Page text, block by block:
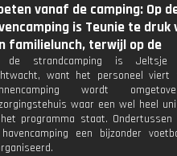
vanaf de camping: Op
is Teunie te druk
familielunch, terwijl op de
de strandcamping is
want het personeel viert
wordt
waar een wel heel
programma staat.
een bijzonder